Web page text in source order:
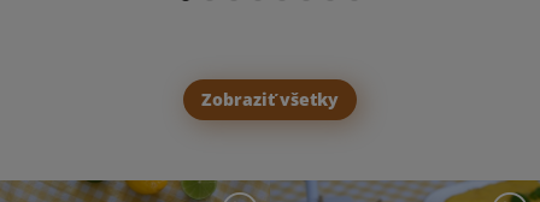
Zobraziť všetky